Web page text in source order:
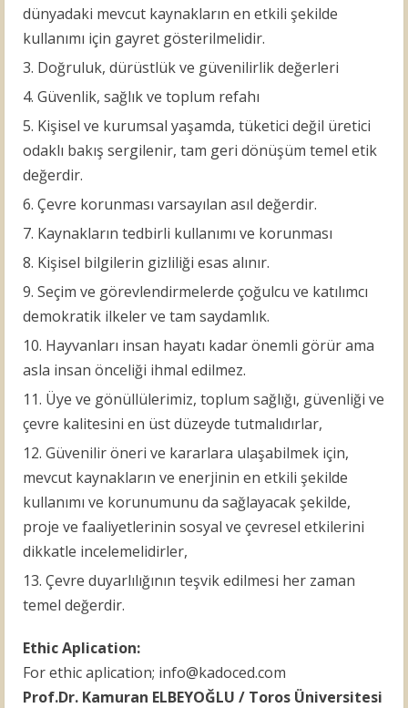
dünyadaki mevcut kaynakların en etkili şekilde
kullanımı için gayret gösterilmelidir.
Doğruluk, dürüstlük ve güvenilirlik değerleri
Güvenlik, sağlık ve toplum refahı
Kişisel ve kurumsal yaşamda, tüketici değil üretici
odaklı bakış sergilenir, tam geri dönüşüm temel etik
değerdir.
Çevre korunması varsayılan asıl değerdir.
Kaynakların tedbirli kullanımı ve korunması
Kişisel bilgilerin gizliliği esas alınır.
Seçim ve görevlendirmelerde çoğulcu ve katılımcı
demokratik ilkeler ve tam saydamlık.
Hayvanları insan hayatı kadar önemli görür ama
asla insan önceliği ihmal edilmez.
Üye ve gönüllülerimiz, toplum sağlığı, güvenliği ve
çevre kalitesini en üst düzeyde tutmalıdırlar,
Güvenilir öneri ve kararlara ulaşabilmek için,
mevcut kaynakların ve enerjinin en etkili şekilde
kullanımı ve korunumunu da sağlayacak şekilde,
proje ve faaliyetlerinin sosyal ve çevresel etkilerini
dikkatle incelemelidirler,
Çevre duyarlılığının teşvik edilmesi her zaman
temel değerdir.
Ethic Aplication:
For ethic aplication; info@kadoced.com
Prof.Dr. Kamuran ELBEYOĞLU / Toros Üniversitesi